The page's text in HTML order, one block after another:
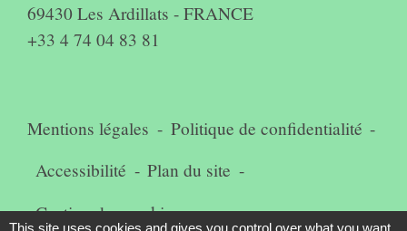
69430 Les Ardillats - FRANCE
+33 4 74 04 83 81
Mentions légales - Politique de confidentialité -
Accessibilité - Plan du site -
Gestion des cookies
This site uses cookies and gives you control over what you want